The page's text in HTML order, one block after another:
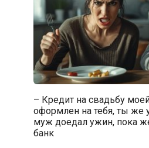
– Кредит на свадьбу
оформлен на тебя, ты же
муж доедал ужин, пока
банк